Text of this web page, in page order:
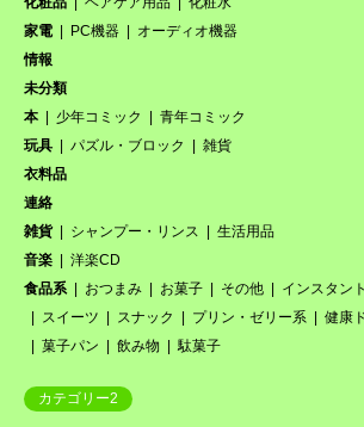
家電
PC機器
オーディオ機器
情報
未分類
本
少年コミック
青年コミック
玩具
パズル・ブロック
雑貨
衣料品
連絡
雑貨
シャンプー・リンス
生活用品
音楽
洋楽CD
食品系
おつまみ お菓子 その他 インスタン
スイーツ
スナック プリン・ゼリー系 健康
菓子パン
飲み物 駄菓子
カテゴリー2